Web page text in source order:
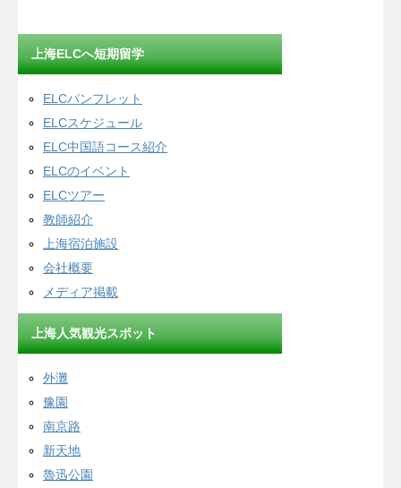
上海ELCへ短期留学
ELCパンフレット
ELCスケジュール
ELC中国語コース紹介
ELCのイベント
ELCツアー
教師紹介
上海宿泊施設
会社概要
メディア掲載
上海人気観光スポット
外灘
豫園
南京路
新天地
魯迅公園